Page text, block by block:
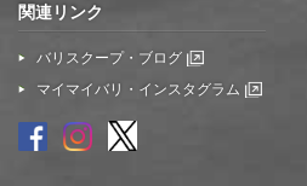
関連リンク
バリスクープ・ブログ
マイマイバリ・インスタグラム